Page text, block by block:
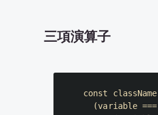
三項演算子
const className
(variable ===